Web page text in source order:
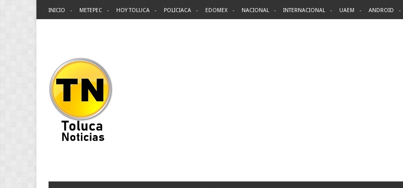
INICIO METEPEC HOY TOLUCA POLICIACA EDOMEX NACIONAL INTERNACIONAL UAEM ANDROID